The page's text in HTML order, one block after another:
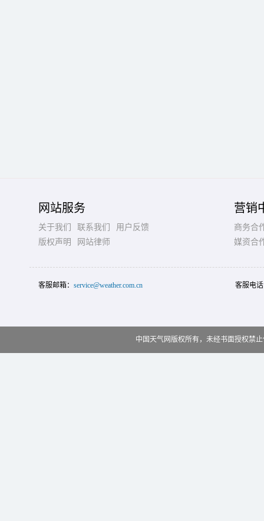
网站服务
关于我们 联系我们
用户反馈
版权声明
网站律师
营销
商务合
媒资合
客服邮箱： service@weather.com.cn 客服电
中国天气网版权所有，未经书面授权